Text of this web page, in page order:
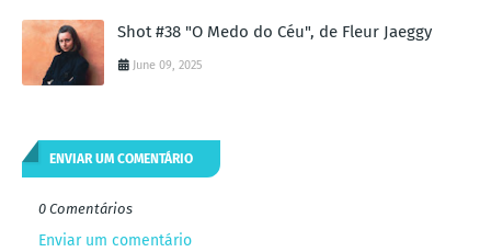
Shot #38 "O Medo do Céu", de Fleur Jaeggy
June 09, 2025
ENVIAR UM COMENTÁRIO
0 Comentários
Enviar um comentário